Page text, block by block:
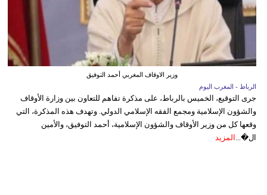
وزير الاوقاف المغربي أحمد التوفيق
الرباط - المغرب اليوم
جرى التوقيع، الخميس بالرباط، على مذكرة تفاهم للتعاون بين وزارة الأوقاف
والشؤون الإسلامية ومجمع الفقه الإسلامي الدولي. وتهدف هذه المذكرة، التي
وقعها كل من وزير الأوقاف والشؤون الإسلامية، أحمد التوفيق، والأمين
ال�... المزيد